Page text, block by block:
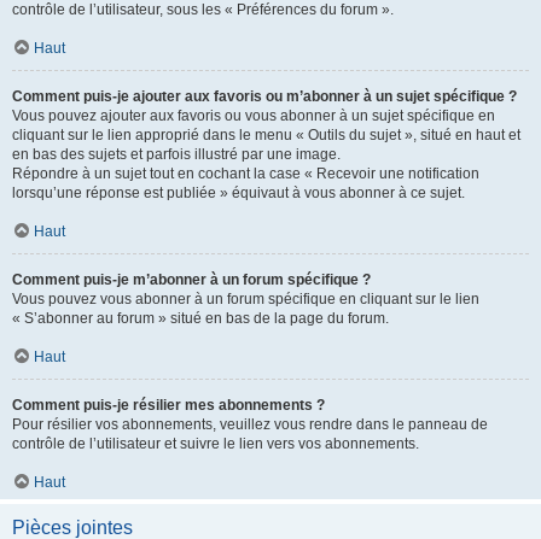
contrôle de l’utilisateur, sous les « Préférences du forum ».
Haut
Comment puis-je ajouter aux favoris ou m’abonner à un sujet spécifique ?
Vous pouvez ajouter aux favoris ou vous abonner à un sujet spécifique en
cliquant sur le lien approprié dans le menu « Outils du sujet », situé en haut et
en bas des sujets et parfois illustré par une image.
Répondre à un sujet tout en cochant la case « Recevoir une notification
lorsqu’une réponse est publiée » équivaut à vous abonner à ce sujet.
Haut
Comment puis-je m’abonner à un forum spécifique ?
Vous pouvez vous abonner à un forum spécifique en cliquant sur le lien
« S’abonner au forum » situé en bas de la page du forum.
Haut
Comment puis-je résilier mes abonnements ?
Pour résilier vos abonnements, veuillez vous rendre dans le panneau de
contrôle de l’utilisateur et suivre le lien vers vos abonnements.
Haut
Pièces jointes